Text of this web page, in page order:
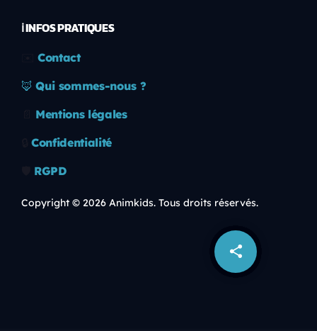
share
email
ℹ️ INFOS PRATIQUES
Contact
🦊 Qui sommes-nous ?
Mentions légales
Confidentialité
RGPD
Copyright © 2026 Animkids. Tous droits réservés.